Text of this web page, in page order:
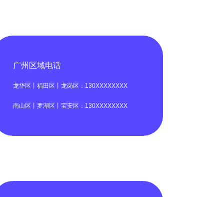
广州区域电话
龙华区丨福田区丨龙岗区：130XXXXXXXX
南山区丨罗湖区丨宝安区：130XXXXXXXX